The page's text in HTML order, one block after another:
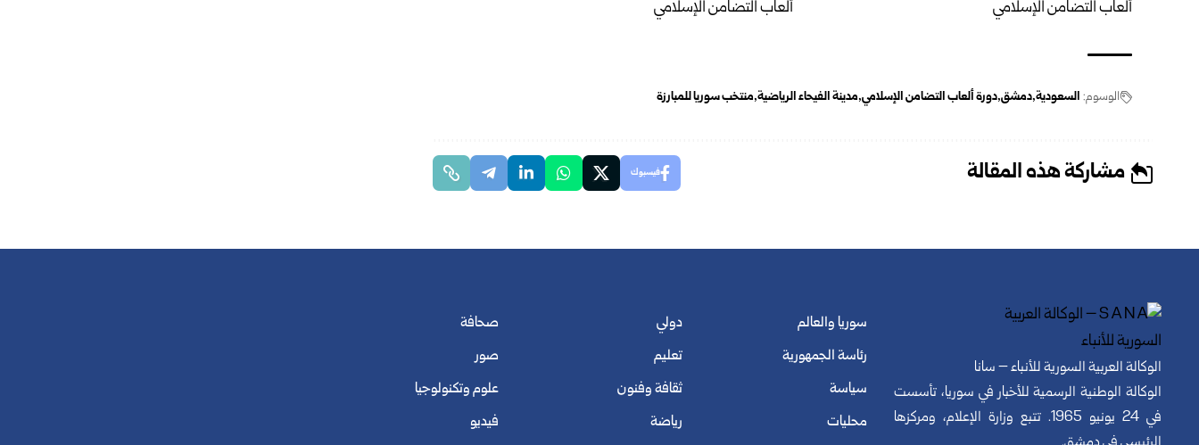
الوسوم: السعودية دمشق دورة ألعاب التضامن الإسلامي مدينة الفيحاء الرياضية منتخب سوريا للمبارزة
مشاركة هذه المقالة فيسبوك
الوكالة العربية السورية للأنباء – سانا
الوكالة الوطنية الرسمية للأخبار في سوريا، تأسست
في 24 يونيو 1965. تتبع وزارة الإعلام، ومركزها
سوريا والعالم
رئاسة الجمهورية
سياسة
محليات
دولي
تعليم
ثقافة وفنون
رياضة
صحافة
صور
علوم وتكنولوجيا
فيديو